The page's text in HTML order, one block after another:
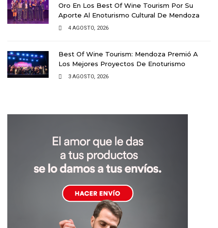
Oro En Los Best Of Wine Tourism Por Su
Aporte Al Enoturismo Cultural De Mendoza
4 AGOSTO, 2026
Best Of Wine Tourism: Mendoza Premió A
Los Mejores Proyectos De Enoturismo
3 AGOSTO, 2026